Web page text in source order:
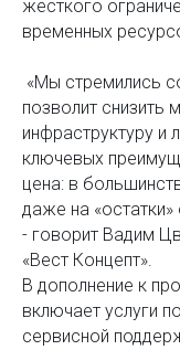
жесткого
временных
«Мы стремились
позволит снизить
инфраструктуру и
ключевых
цена: в
даже на
- говорит Вадим
«Вест Концепт».
В дополнение к
включает услуги
сервисной